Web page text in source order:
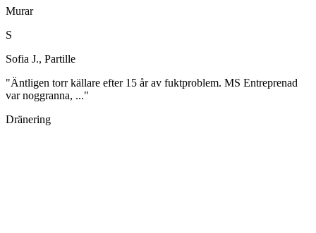
Murar
S
Sofia J., Partille
"Äntligen torr källare efter 15 år av fuktproblem. MS Entreprenad
var noggranna, ..."
Dränering